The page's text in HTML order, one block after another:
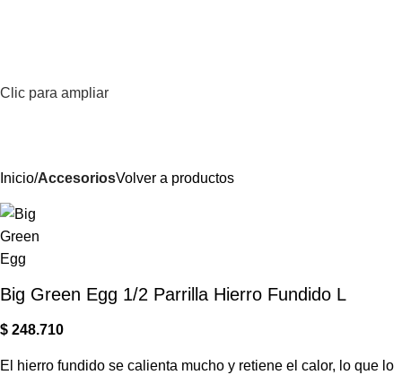
Clic para ampliar
Inicio AccesoriosVolver a productos
Big Green Egg 1/2 Parrilla Hierro Fundido L
$ 248.710
El hierro fundido se calienta mucho y retiene el calor, lo que lo